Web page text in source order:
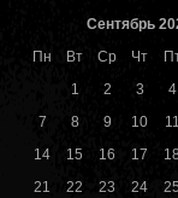
Сентябрь
Пн
Вт Ср Чт
1
2 3 4
7
8 9 10 11
14
15 16 17 18
21
22 23 24 25